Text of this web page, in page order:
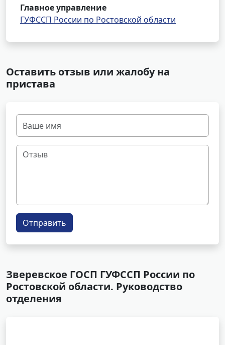
Главное управление
ГУФССП России по Ростовской области
Оставить отзыв или жалобу на
пристава
Отправить
Зверевское ГОСП ГУФССП России по
Ростовской области. Руководство
отделения